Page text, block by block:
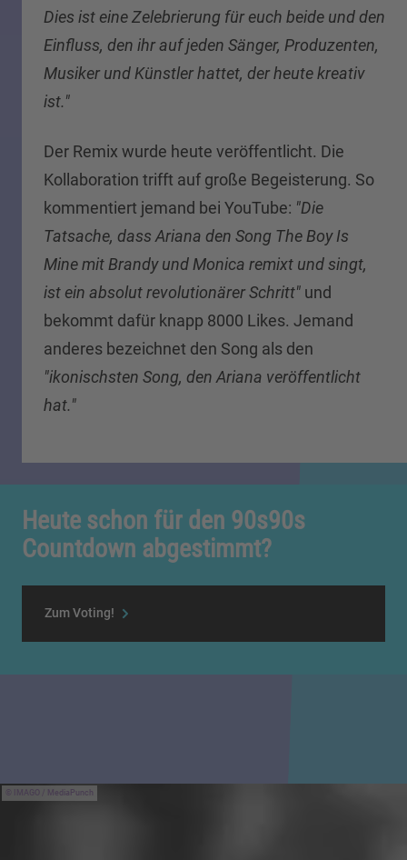
Dies ist eine Zelebrierung für euch beide und den
Einfluss, den ihr auf jeden Sänger, Produzenten,
Musiker und Künstler hattet, der heute kreativ
ist."
Der Remix wurde heute veröffentlicht. Die
Kollaboration trifft auf große Begeisterung. So
kommentiert jemand bei YouTube: "Die
Tatsache, dass Ariana den Song The Boy Is
Mine mit Brandy und Monica remixt und singt,
ist ein absolut revolutionärer Schritt" und
bekommt dafür knapp 8000 Likes. Jemand
anderes bezeichnet den Song als den
"ikonischsten Song, den Ariana veröffentlicht
hat."
Heute schon für den 90s90s
Countdown abgestimmt?
Zum Voting!
IMAGO / MediaPunch